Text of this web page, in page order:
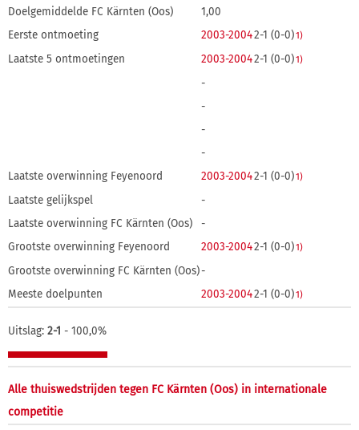
Doelgemiddelde FC Kärnten (Oos)
1,00
Eerste ontmoeting
2003-20042-1 (0-0)1)
Laatste 5 ontmoetingen 2003-20042-1 (0-0)1)
-
-
-
-
Laatste overwinning Feyenoord
2003-20042-1 (0-0)1)
Laatste gelijkspel
-
Laatste overwinning FC Kärnten (Oos)
-
Grootste overwinning Feyenoord
2003-20042-1 (0-0)1)
Grootste overwinning FC Kärnten (Oos)-
Meeste doelpunten
2003-20042-1 (0-0)1)
Uitslag: 2-1 - 100,0%
Alle thuiswedstrijden tegen FC Kärnten (Oos) in internationale
competitie